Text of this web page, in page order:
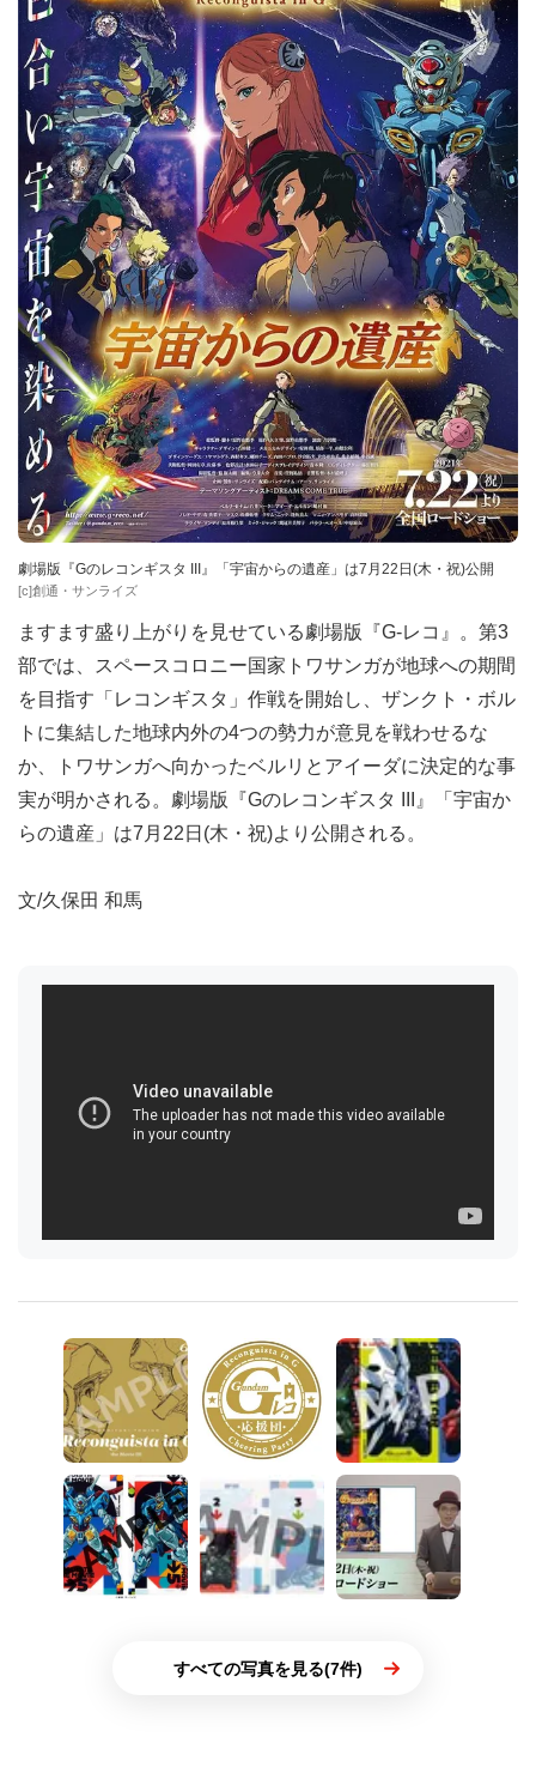
劇場版『Gのレコンギスタ III』「宇宙からの遺産」は7月22日(木・祝)公開
[c]創通・サンライズ
ますます盛り上がりを見せている劇場版『G-レコ』。第3
部では、スペースコロニー国家トワサンガが地球への期間
を目指す「レコンギスタ」作戦を開始し、ザンクト・ボル
トに集結した地球内外の4つの勢力が意見を戦わせるな
か、トワサンガへ向かったベルリとアイーダに決定的な事
実が明かされる。劇場版『Gのレコンギスタ III』「宇宙か
らの遺産」は7月22日(木・祝)より公開される。
文/久保田 和馬
すべての写真を見る(7件)